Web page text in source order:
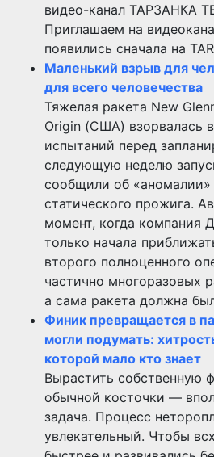
видео-канал ТАРЗАНКА
Приглашаем на
появились сначала на
Маленький взрыв для
для всего человечества
Тяжелая ракета New
Origin (США) взорвалась
испытаний перед
следующую неделю
сообщили об «аномалии»
статического прожига.
момент, когда компания
только начала
второго полноценного
частично многоразовых
а сама ракета должна
Финик превращается в
могли подумать:
которой мало кто знает
Вырастить собственную
обычной косточки —
задача. Процесс
увлекательный. Чтобы